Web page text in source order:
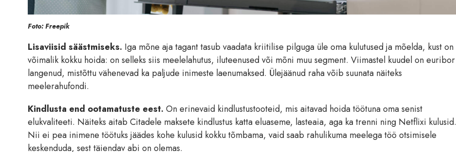
Foto: Freepik
Lisaviisid säästmiseks. Iga mõne aja tagant tasub vaadata kriitilise pilguga üle oma kulutused ja mõelda, kust on
võimalik kokku hoida: on selleks siis meelelahutus, iluteenused või mõni muu segment. Viimastel kuudel on euribor
langenud, mistõttu vähenevad ka paljude inimeste laenumaksed. Ülejäänud raha võib suunata näiteks
meelerahufondi.
Kindlusta end ootamatuste eest. On erinevaid kindlustustooteid, mis aitavad hoida töötuna oma senist
elukvaliteeti. Näiteks aitab Citadele maksete kindlustus katta eluaseme, lasteaia, aga ka trenni ning Netflixi kulusid.
Nii ei pea inimene töötuks jäädes kohe kulusid kokku tõmbama, vaid saab rahulikuma meelega töö otsimisele
keskenduda, sest täiendav abi on olemas.